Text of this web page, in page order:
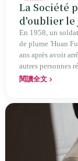
La Société
d'oublier le
poésie
En 1958, un
de plume 'Huan
ans après avoir
autres personnes
transformaient
jusqu'aux
閱讀全文